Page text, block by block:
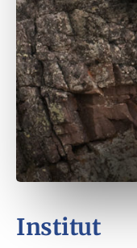
Institut